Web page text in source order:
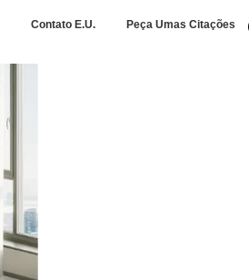
Contato E.U. Peça Umas Citações